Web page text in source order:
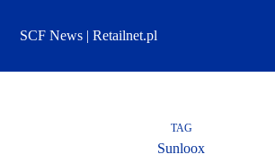
treściSCF News | Retailnet.pl
TAG
Sunloox